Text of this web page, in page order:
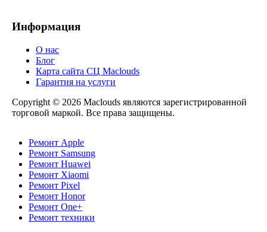
Информация
О нас
Блог
Карта сайта СЦ Maclouds
Гарантия на услуги
Copyright © 2026 Maclouds являются зарегистрированной
торговой маркой. Все права защищены.
Ремонт Apple
Ремонт Samsung
Ремонт Huawei
Ремонт Xiaomi
Ремонт Pixel
Ремонт Honor
Ремонт One+
Ремонт техники